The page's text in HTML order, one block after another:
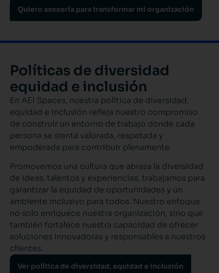
Quiero asesoría para transformar mi organización
Políticas de diversidad
equidad e inclusión
En AEI Spaces, nuestra política de diversidad,
equidad e inclusión refleja nuestro compromiso
de construir un entorno de trabajo donde cada
persona se sienta valorada, respetada y
empoderada para contribuir plenamente.
Promovemos una cultura que abraza la diversidad
de ideas, talentos y experiencias, trabajamos para
garantizar la equidad de oportunidades y un
ambiente inclusivo para todos. Nuestro enfoque
no solo enriquece nuestra organización, sino que
también fortalece nuestra capacidad de ofrecer
soluciones innovadoras y responsables a nuestros
clientes.
Ver política de diversidad, equidad e inclusión